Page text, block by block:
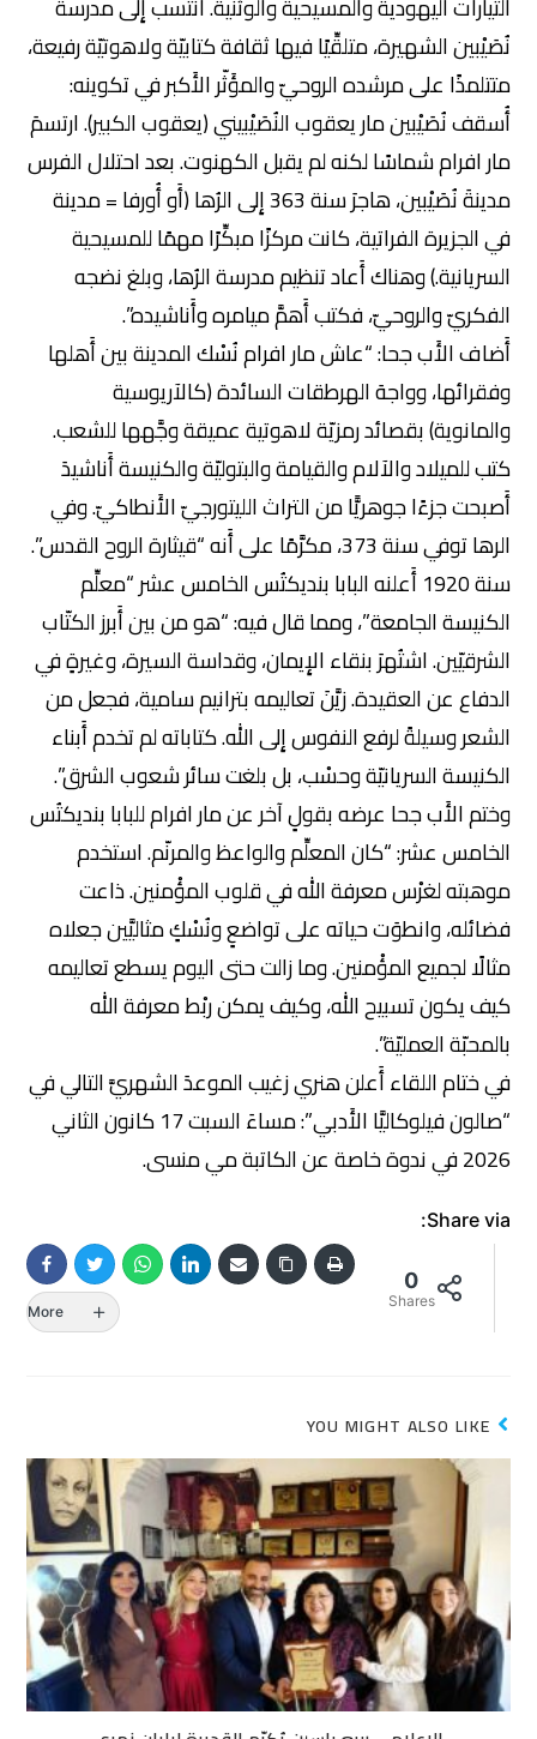
نُصَيْبين الشهيرة، متلقِّيًا فيها ثقافة كتابيّة ولاهوتيّة رفيعة،
متتلمذًا على مرشده الروحيّ والمؤَثّر الأَكبر في تكوينه:
أُسقف نُصَيْبين مار يعقوب النُصَيْبيني (يعقوب الكبير). ارتسمَ
مار افرام شماسًا لكنه لم يقبل الكهنوت. بعد احتلال الفرس
مدينةَ نُصَيْبين، هاجرَ سنة 363 إِلى الرُها (أَو أُورفا = مدينة
في الجزيرة الفراتية، كانت مركزًا مبكِّرًا مهمًا للمسيحية
السريانية.) وهناك أَعاد تنظيم مدرسة الرُها، وبلغ نضجه
الفكريّ والروحيّ، فكتب أَهمَّ ميامره وأَناشيده”.
أَضاف الأَب جحا: “عاش مار افرام نُسْك المدينة بين أَهلها
وفقرائها، وواجهَ الهرطقات السائدة (كالآريوسية
والمانوية) بقصائد رمزيّة لاهوتية عميقة وجَّهها للشعب.
كتب للميلاد والآلام والقيامة والبتوليّة والكنيسة أَناشيدَ
أَصبحت جزءًا جوهريًّا من التراث الليتورجيّ الأَنطاكيّ. وفي
الرها توفي سنة 373، مكرَّمًا على أَنه “قيثارة الروح القدس”.
سنة 1920 أَعلنه البابا بنديكتُس الخامس عشر “معلِّم
الكنيسة الجامعة”، ومما قال فيه: “هو من بين أَبرز الكتّاب
الشرقيّين. اشتُهرَ بنقاء الإِيمان، وقداسة السيرة، وغيرةٍ في
الدفاع عن العقيدة. زيَّنَ تعاليمه بترانيم سامية، فجعل من
الشعر وسيلةً لرفع النفوس إِلى الله. كتاباته لم تخدم أَبناء
الكنيسة السريانيّة وحسْب، بل بلغت سائر شعوب الشرق”.
وختم الأَب جحا عرضه بقولٍ آخر عن مار افرام للبابا بنديكتُس
الخامس عشر: “كان المعلِّم والواعظ والمرنّم. استخدم
موهبته لغرْس معرفة الله في قلوب المؤْمنين. ذاعت
فضائله، وانطوَت حياته على تواضعٍ ونُسْكٍ مثاليَّين جعلاه
مثالًا لجميع المؤْمنين. وما زالت حتى اليوم يسطع تعاليمه
كيف يكون تسبيح الله، وكيف يمكن ربْط معرفة الله
بالمحبّة العمليّة”.
في ختام اللقاء أَعلن هنري زغيب الموعدَ الشهريَّ التالي في
“صالون فيلوكاليَّا الأَدبي”: مساءَ السبت 17 كانون الثاني
2026 في ندوة خاصة عن الكاتبة مي منسى.
Share via:
0
Shares
More
YOU MIGHT ALSO LIKE